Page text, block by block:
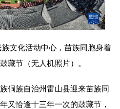
河北 山西
福建 江西
化活动中心，苗族同胞身着
藏节（无人机照片）。
族自治州雷山县迎来苗族同
又恰逢十三年一次的鼓藏节，